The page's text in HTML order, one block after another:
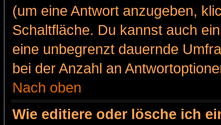
(um eine Antwort anzugeben,
Schaltfläche. Du kannst auch
eine unbegrenzt dauernde
bei der Anzahl an
Nach oben
Wie editiere oder lösche ich